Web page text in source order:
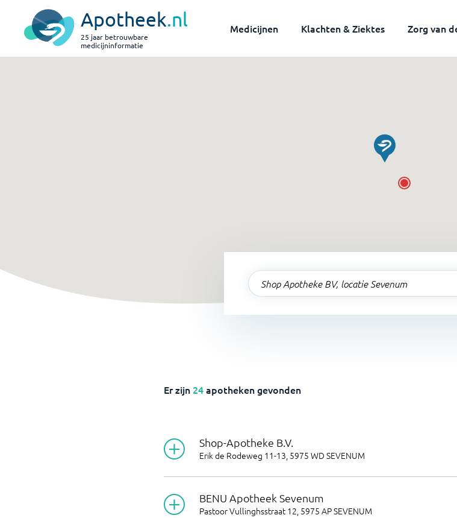
Apotheek.nl
25 jaar betrouwbare
medicijninformatie
Medicijnen Klachten & Ziektes Zorg van
Er zijn 24apotheken gevonden
Shop-Apotheke B.V.
Erik de Rodeweg 11-13, 5975 WD SEVENUM
BENU Apotheek Sevenum
Pastoor Vullinghsstraat 12, 5975 APSEVENUM